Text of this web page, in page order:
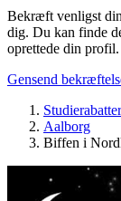
Bekræft venligst
dig. Du kan finde
oprettede din profil.
Gensend
Studierabatter
Aalborg
Biffen i